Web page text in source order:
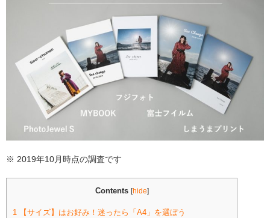
※ 2019年10月時点の調査です
Contents [hide]
1 【サイズ】はお好み！迷ったら「A4」を選ぼう